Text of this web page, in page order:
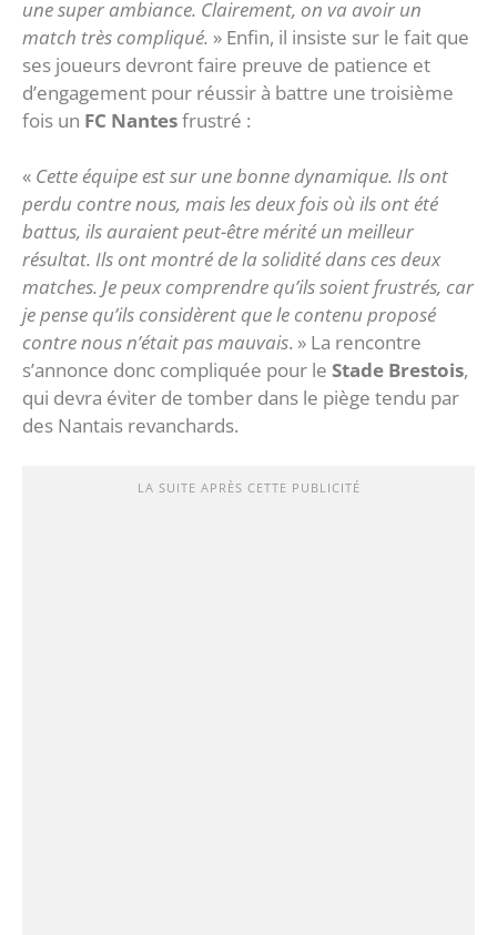
une super ambiance. Clairement, on va avoir un
match très compliqué. » Enfin, il insiste sur le fait que
ses joueurs devront faire preuve de patience et
d’engagement pour réussir à battre une troisième
fois un FC Nantesfrustré :
« Cette équipe est sur une bonne dynamique. Ils ont
perdu contre nous, mais les deux fois où ils ont été
battus, ils auraient peut-être mérité un meilleur
résultat. Ils ont montré de la solidité dans ces deux
matches. Je peux comprendre qu’ils soient frustrés, car
je pense qu’ils considèrent que le contenu proposé
contre nous n’était pas mauvais. » La rencontre
s’annonce donc compliquée pour le Stade Brestois,
qui devra éviter de tomber dans le piège tendu par
des Nantais revanchards.
LA SUITE APRÈS CETTE PUBLICITÉ